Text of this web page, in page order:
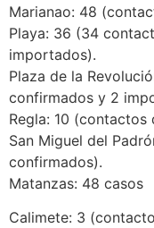
Marianao: 48
Playa: 36 (34
importados).
Plaza de la
confirmados y 2
Regla: 10
San Miguel del
confirmados).
Matanzas: 48 casos
Calimete: 3